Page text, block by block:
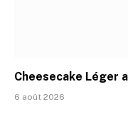
Cheesecake Léger
6 août 2026